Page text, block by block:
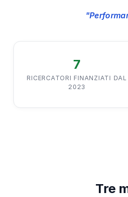
7
RICERCATORI FINANZIATI DAL
2023
Tre